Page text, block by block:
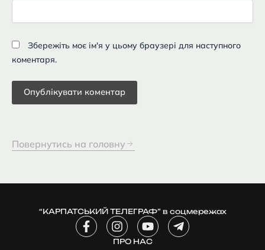
Збережіть моє ім'я у цьому браузері для наступного
коментаря.
Повернутись на головну
“КАРПАТСЬКИЙ ТЕЛЕГРАФ” в соцмережах
F
a
I
n
s
Y
o
u
T
e
ПРО НАС